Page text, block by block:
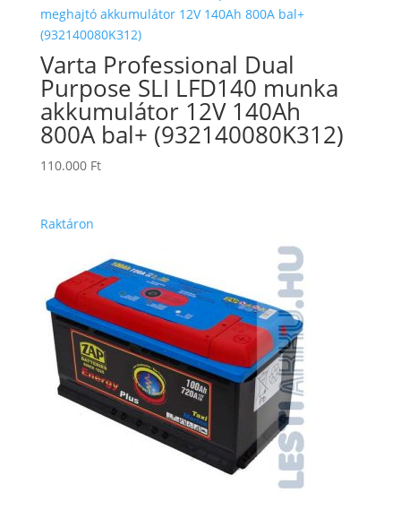
Varta Professional Dual
Purpose SLI LFD140 munka
akkumulátor 12V 140Ah
800A bal+ (932140080K312)
110.000 Ft
Raktáron